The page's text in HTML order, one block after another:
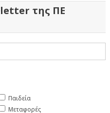
της ΠΕ
Παιδεία
Μεταφορές